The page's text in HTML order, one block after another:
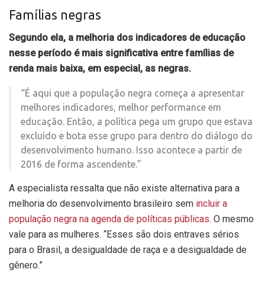
Famílias negras
Segundo ela, a melhoria dos indicadores de educação
nesse período é mais significativa entre famílias de
renda mais baixa, em especial, as negras.
“É aqui que a população negra começa a apresentar
melhores indicadores, melhor performance em
educação. Então, a política pega um grupo que estava
excluído e bota esse grupo para dentro do diálogo do
desenvolvimento humano. Isso acontece a partir de
2016 de forma ascendente.”
A especialista ressalta que não existe alternativa para a
melhoria do desenvolvimento brasileiro sem incluir a
população negra na agenda de políticas públicas. O mesmo
vale para as mulheres. “Esses são dois entraves sérios
para o Brasil, a desigualdade de raça e a desigualdade de
gênero.”